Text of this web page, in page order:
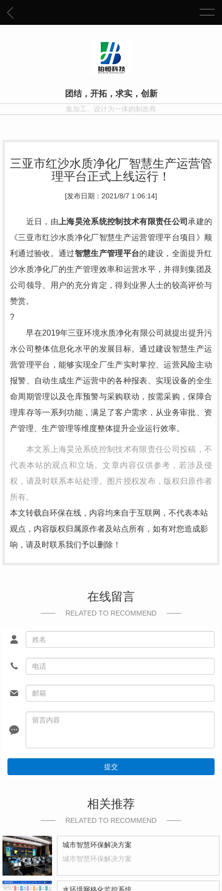
团结，开拓，求实，创新
集加工、设计为一体的制造商
三亚市红沙水质净化厂智慧生产运营管
理平台正式上线运行！
[发布日期：2021/8/7 1:06:14]
近日，由 上海昊沧系统控制技术有限责任公司 承建的
《三亚市红沙水质净化厂智慧生产运营管理平台项目》顺
利通过验收。通过智慧生产管理平台的建设，全面提升红
沙水质净化厂的生产管理效率和运营水平，并得到集团及
公司领导、用户的充分肯定，得到业界人士的较高评价与
赞赏。
?
早在2019年三亚环境水质净化有限公司就提出提升污
水公司整体信息化水平的发展目标。通过建设智慧生产运
营管理平台，能够实现全厂生产实时掌控、运营风险主动
报警、自动生成生产运营中的各种报表、实现设备的全生
命周期管理以及仓库预警与采购联动，按需采购，保障合
理库存等一系列功能，满足了客户需求，从业务审批、资
产管理、生产管理等维度整体提升企业运行效率。
本文系上海昊沧系统控制技术有限责任公司投稿，不
代表本站的观点和立场。文章内容仅供参考，若涉及侵
权，请及时联系本站处理。图片授权发布，版权归原作者
所有。
本文转载自环保在线，内容均来自于互联网，不代表本站
观点，内容版权归属原作者及站点所有，如有对您造成影
响，请及时联系我们予以删除！
在线留言
RELATED TO RECOMMEND
提交
相关推荐
RELATED TO RECOMMEND
城市智慧环保解决方案
城市智慧环保解决方案